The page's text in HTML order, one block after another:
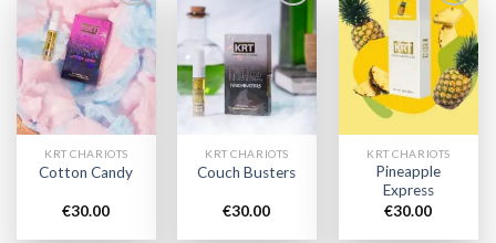
Add to
wishlist
KRT CHARIOTS
Cotton Candy
€30.00
Add to
wishlist
KRT CHARIOTS
Couch Busters
€30.00
Add to
wishlist
KRT CHARIOTS
Pineapple
Express
€30.00